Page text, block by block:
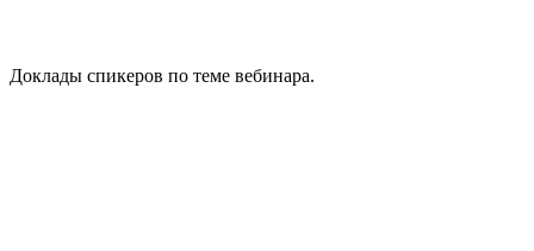
Доклады спикеров по теме вебинара.